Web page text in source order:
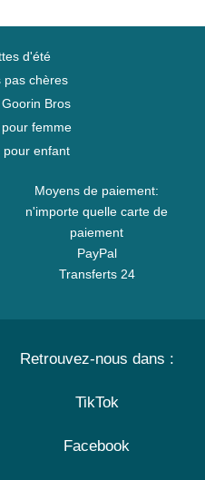
d'été
pas chères
Bros
femme
pour enfant
Moyens de paiement:
n'importe quelle carte de
paiement
PayPal
Transferts 24
Retrouvez-nous dans :
TikTok
Facebook